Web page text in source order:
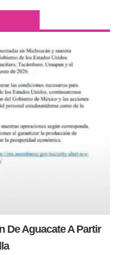
De Aguacate A Partir